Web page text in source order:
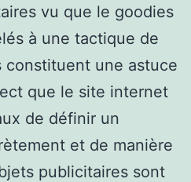
vu que le goodies
à une tactique de
constituent une astuce
que le site internet
de définir un
et de manière
publicitaires sont